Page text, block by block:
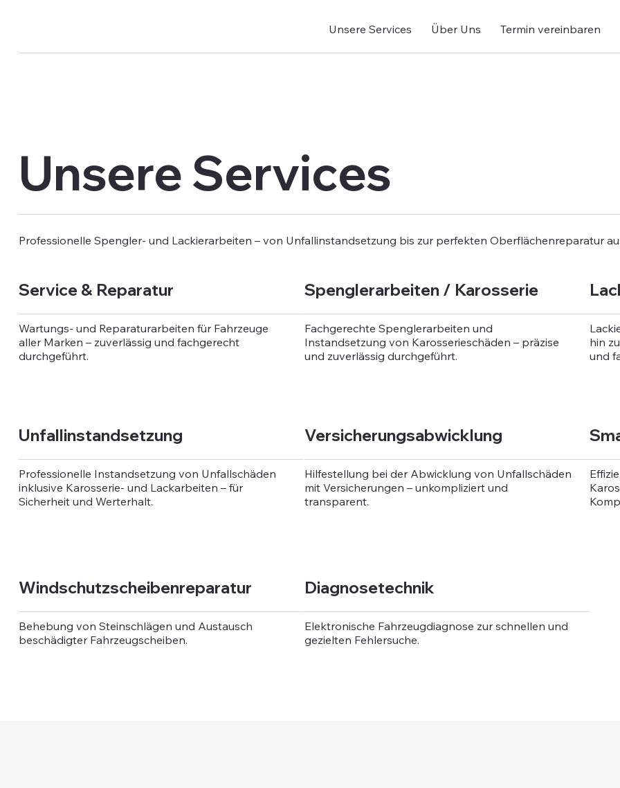
Unsere Services Über Uns Termin vereinbaren
Unsere Services
Professionelle Spengler- und Lackierarbeiten – von Unfallinstandsetzung bis zur perfekten Oberflächenreparatur
Service & Reparatur
Wartungs- und Reparaturarbeiten für Fahrzeuge
aller Marken – zuverlässig und fachgerecht
durchgeführt.
Spenglerarbeiten / Karosserie
Fachgerechte Spenglerarbeiten und
Instandsetzung von Karosserieschäden – präzise
und zuverlässig durchgeführt.
hin
und
Unfallinstandsetzung
Professionelle Instandsetzung von Unfallschäden
inklusive Karosserie- und Lackarbeiten – für
Sicherheit und Werterhalt.
Versicherungsabwicklung
Hilfestellung bei der Abwicklung von Unfallschäden
mit Versicherungen – unkompliziert und
transparent.
Windschutzscheibenreparatur
Behebung von Steinschlägen und Austausch
beschädigter Fahrzeugscheiben.
Diagnosetechnik
Elektronische Fahrzeugdiagnose zur schnellen und
gezielten Fehlersuche.